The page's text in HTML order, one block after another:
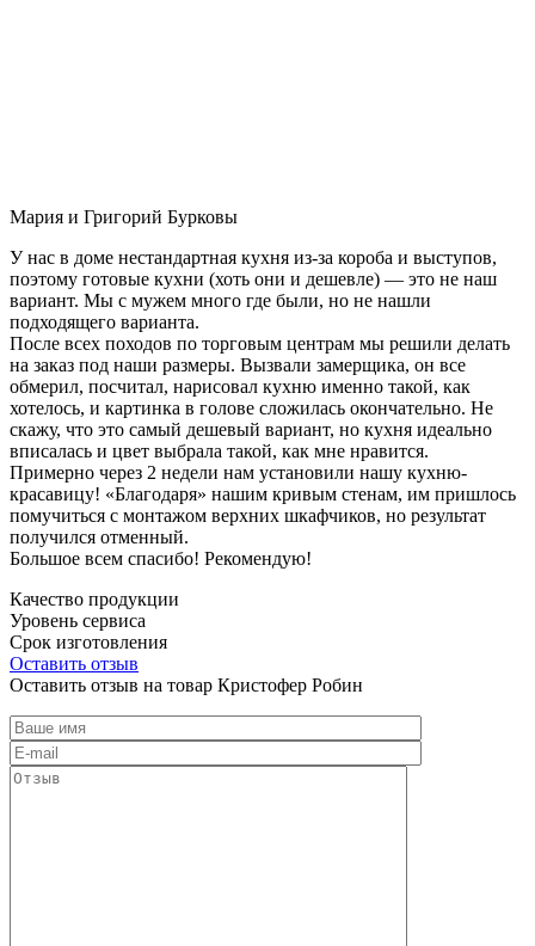
Мария и Григорий Бурковы
У нас в доме нестандартная кухня из-за короба и выступов,
поэтому готовые кухни (хоть они и дешевле) — это не наш
вариант. Мы с мужем много где были, но не нашли
подходящего варианта.
После всех походов по торговым центрам мы решили делать
на заказ под наши размеры. Вызвали замерщика, он все
обмерил, посчитал, нарисовал кухню именно такой, как
хотелось, и картинка в голове сложилась окончательно. Не
скажу, что это самый дешевый вариант, но кухня идеально
вписалась и цвет выбрала такой, как мне нравится.
Примерно через 2 недели нам установили нашу кухню-
красавицу! «Благодаря» нашим кривым стенам, им пришлось
помучиться с монтажом верхних шкафчиков, но результат
получился отменный.
Большое всем спасибо! Рекомендую!
Качество продукции
Уровень сервиса
Срок изготовления
Оставить отзыв
Оставить отзыв на товар Кристофер Робин